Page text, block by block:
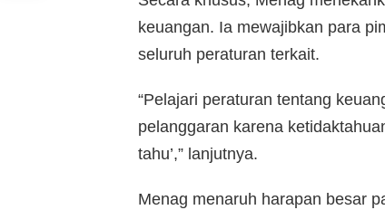
keuangan. Ia mewajibkan para
seluruh peraturan terkait.
“Pelajari peraturan tentang
pelanggaran karena
tahu’,” lanjutnya.
Menag menaruh harapan besar